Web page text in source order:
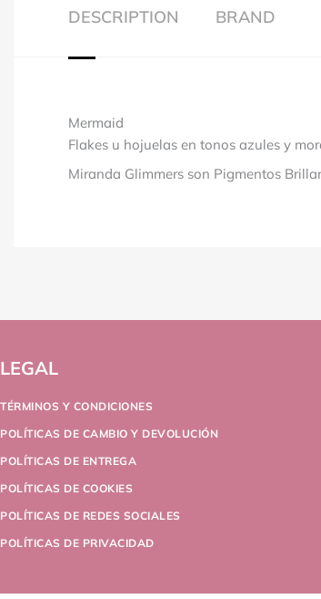
DESCRIPTION BRAND
Mermaid
Flakes u hojuelas en tonos azules y
Miranda Glimmers son Pigmentos
LEGAL
TÉRMINOS Y CONDICIONES
POLÍTICAS DE CAMBIO Y DEVOLUCIÓN
POLÍTICAS DE ENTREGA
POLÍTICAS DE COOKIES
POLÍTICAS DE REDES SOCIALES
POLÍTICAS DE PRIVACIDAD
Nidia From , PA
About 11 hours ago